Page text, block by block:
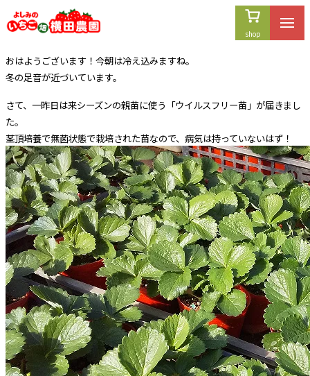
内
容
ス
キ
プ
おはようございます！今朝は冷え込みますね。
冬の足音が近づいています。
さて、一昨日は来シーズンの親苗に使う「ウイルスフリー苗」が届きまし
た。
茎頂培養で無菌状態で栽培された苗なので、病気は持っていないはず！